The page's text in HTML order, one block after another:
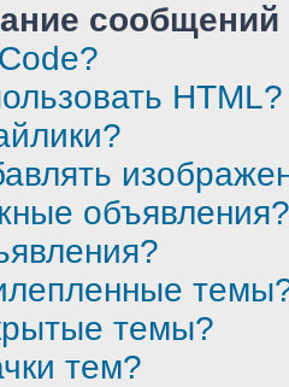
HTML?
объявления?
темы?
тем?